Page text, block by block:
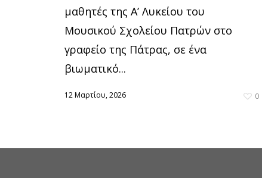
μαθητές της Α’ Λυκείου του
Μουσικού Σχολείου Πατρών στο
γραφείο της Πάτρας, σε ένα
βιωματικό...
12 Μαρτίου, 2026 0